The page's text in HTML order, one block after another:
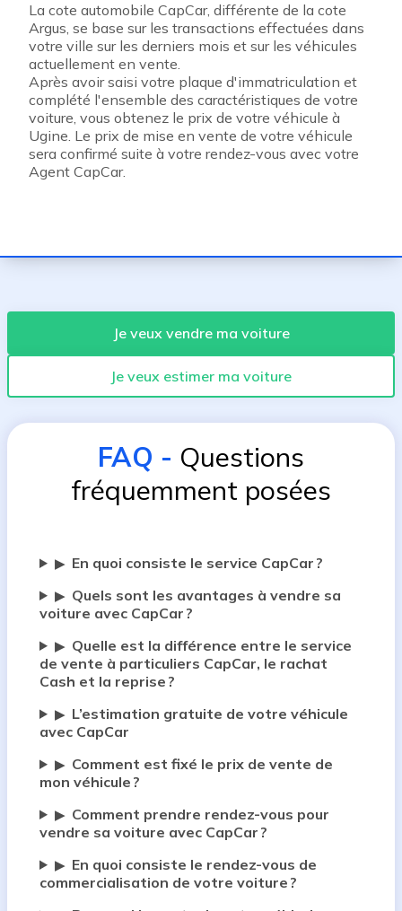
La cote automobile CapCar, différente de la cote
Argus, se base sur les transactions effectuées dans
votre ville sur les derniers mois et sur les véhicules
actuellement en vente.
Après avoir saisi votre plaque d'immatriculation et
complété l'ensemble des caractéristiques de votre
voiture, vous obtenez le prix de votre véhicule à
Ugine. Le prix de mise en vente de votre véhicule
sera confirmé suite à votre rendez-vous avec votre
Agent CapCar.
Je veux vendre ma voiture
Je veux estimer ma voiture
FAQ - Questions
fréquemment posées
▶ En quoi consiste le service CapCar ?
▶ Quels sont les avantages à vendre sa
voiture avec CapCar ?
▶ Quelle est la différence entre le service
de vente à particuliers CapCar, le rachat
Cash et la reprise ?
▶ L’estimation gratuite de votre véhicule
avec CapCar
▶ Comment est fixé le prix de vente de
mon véhicule ?
▶ Comment prendre rendez-vous pour
vendre sa voiture avec CapCar ?
▶ En quoi consiste le rendez-vous de
commercialisation de votre voiture ?